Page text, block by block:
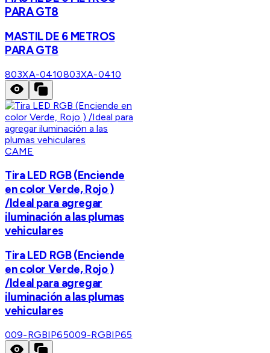
PARA GT8
MASTIL DE 6 METROS
PARA GT8
803XA-0410803XA-0410
CAME
Tira LED RGB (Enciende
en color Verde, Rojo )
/Ideal para agregar
iluminación a las plumas
vehiculares
Tira LED RGB (Enciende
en color Verde, Rojo )
/Ideal para agregar
iluminación a las plumas
vehiculares
009-RGBIP65009-RGBIP65